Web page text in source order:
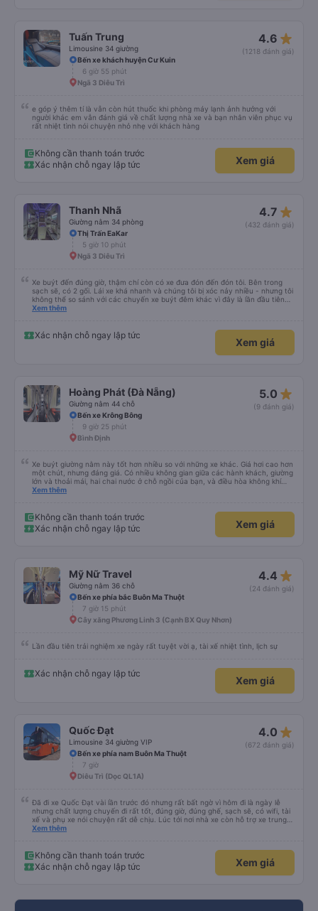
뭐 전 새우자세가 편해서 불만은 없었습니다 : )
Tuấn Trung
Limousine 34 giường
4.6 star_rate
(1218 đánh giá)
Bến xe khách huyện Cư Kuin
6 giờ 55 phút
Ngã 3 Diêu Trì
e góp ý thêm tí là vẫn còn hút thuốc khi phòng máy lạnh ảnh hưởng với
người khác em vẫn đánh giá về chất lượng nhà xe và bạn nhân viên phục vụ
rất nhiệt tình nói chuyện nhỏ nhẹ với khách hàng
Không cần thanh toán trước
Xác nhận chỗ ngay lập tức
Xem giá
Thanh Nhã
Giường nằm 34 phòng
4.7 star_rate
(432 đánh giá)
Thị Trấn EaKar
5 giờ 10 phút
Ngã 3 Diêu Trì
Xe buýt đến đúng giờ, thậm chí còn có xe đưa đón đến đón tôi. Bên trong
sạch sẽ, có 2 gối. Lái xe khá nhanh và chúng tôi bị xóc nảy nhiều - nhưng tôi
không thể so sánh với các chuyến xe buýt đêm khác vì đây là lần đầu tiên
tôi đi. Nhìn chung, tôi hài lòng.
Xem thêm
Xác nhận chỗ ngay lập tức
Xem giá
Hoàng Phát (Đà Nẵng)
Giường nằm 44 chỗ
5.0 star_rate
(9 đánh giá)
Bến xe Krông Bông
9 giờ 25 phút
Bình Định
Xe buýt giường nằm này tốt hơn nhiều so với những xe khác. Giá hơi cao hơn
một chút, nhưng đáng giá. Có nhiều không gian giữa các hành khách, giường
lớn và thoải mái, hai chai nước ở chỗ ngồi của bạn, và điều hòa không khí
ngay tại chỗ ngồi mà bạn có thể bật tắt. Nhân viên thân thiện và tài xế lái xe
Xem thêm
Không cần thanh toán trước
Xác nhận chỗ ngay lập tức
Xem giá
Mỹ Nữ Travel
Giường nằm 36 chỗ
4.4 star_rate
(24 đánh giá)
Bến xe phía bắc Buôn Ma Thuột
7 giờ 15 phút
Cây xăng Phương Linh 3 (Cạnh BX Quy Nhơn)
Lần đầu tiên trải nghiệm xe ngày rất tuyệt vời ạ, tài xế nhiệt tình, lịch sự
Xác nhận chỗ ngay lập tức
Xem giá
Quốc Đạt
Limousine 34 giường VIP
4.0 star_rate
(672 đánh giá)
Bến xe phía nam Buôn Ma Thuột
7 giờ
Diêu Trì (Dọc QL1A)
Đã đi xe Quốc Đạt vài lần trước đó nhưng rất bất ngờ vì hôm đi là ngày lễ
nhưng chất lượng chuyến đi rất tốt, đúng giờ, đúng ghế, sạch sẽ, có wifi, tài
xế và phụ xe nói chuyện rất dễ chịu. Lúc tới nơi nhà xe còn hỗ trợ xe trung
chuyển tới tận nhà. 10đ cho nhà xe, hy vọng nhà xe duy trì được chất lượng
Xem thêm
Không cần thanh toán trước
Xác nhận chỗ ngay lập tức
Xem giá